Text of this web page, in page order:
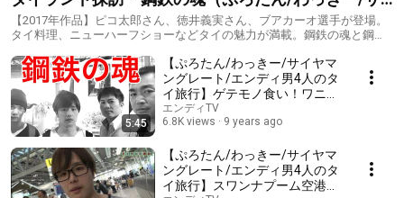
イヤマングレート/エンディ）
【2017年作品】ピコ太郎さん、徳井義実さん、ブアカーオ選手が登場。
タイ料理、ニューハーフショーなどタイの魅力が満載。鋼鉄の魂と鋼鉄
5:45
【ぷろたん/わっきー/サイヤマ
ングレート/エンディ男4人のタ
イ旅行】ゲテモノ食い！ワニと
象と格闘！ブアカーオ選手に挑
戦！＜鋼鉄の魂①＞
エンディTV
6.8K views
9 years ago
【ぷろたん/わっきー/サイヤマ
ングレート/エンディ男4人のタ
イ旅行】スワンナプーム空港で